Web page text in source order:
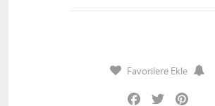
Favorilere Ekle
Facebook
Twitter